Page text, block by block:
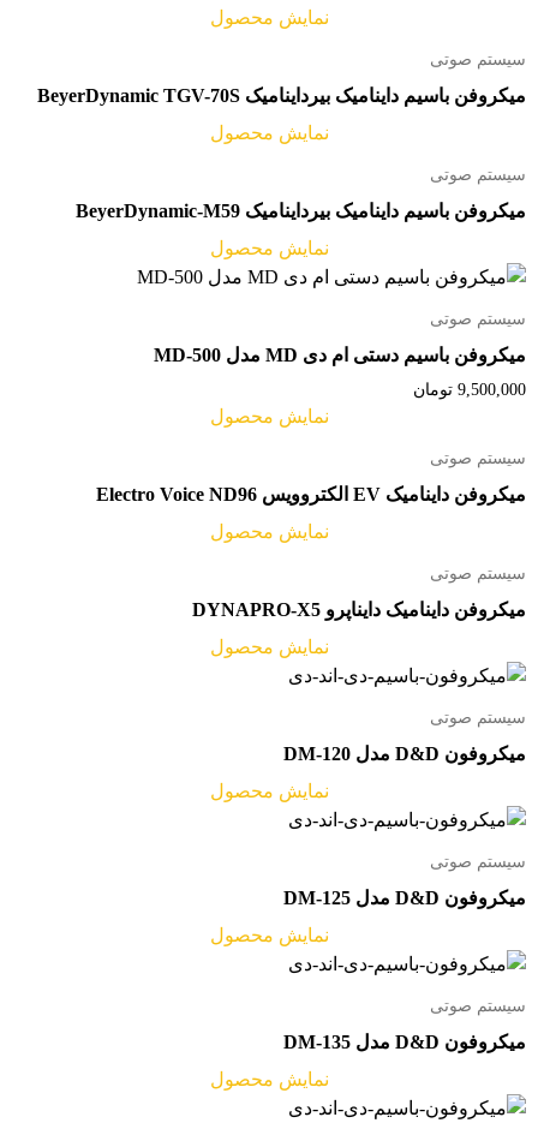
نمایش محصول
سیستم صوتی
میکروفن باسیم داینامیک بیرداینامیک BeyerDynamic TGV-70S
نمایش محصول
سیستم صوتی
میکروفن باسیم داینامیک بیرداینامیک BeyerDynamic-M59
نمایش محصول
سیستم صوتی
میکروفن باسیم دستی ام دی MD مدل MD-500
9,500,000 تومان
نمایش محصول
سیستم صوتی
میکروفن داینامیک EV الکتروویس Electro Voice ND96
نمایش محصول
سیستم صوتی
میکروفن داینامیک دایناپرو DYNAPRO-X5
نمایش محصول
سیستم صوتی
میکروفون D&D مدل DM-120
نمایش محصول
سیستم صوتی
میکروفون D&D مدل DM-125
نمایش محصول
سیستم صوتی
میکروفون D&D مدل DM-135
نمایش محصول